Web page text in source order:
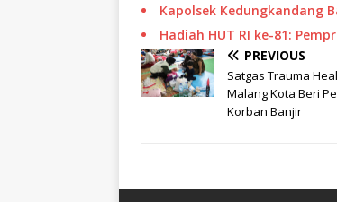
Kapolsek Kedungkandang
Hadiah HUT RI ke-81:
PREVIOUS
Satgas Trauma
Malang Kota Beri
Korban Banjir